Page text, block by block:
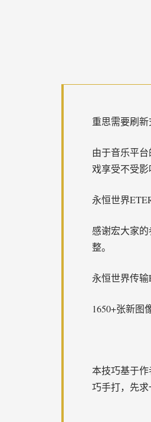
重思需要刷
由于音乐平
戏享受不受影
永恒世界
感谢宏大家
整。
永恒世界传
1650+张新图
本技巧基于
巧手打，先